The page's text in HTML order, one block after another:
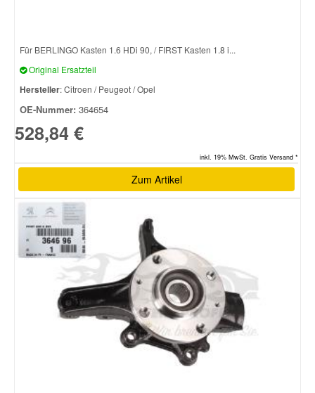
Für BERLINGO Kasten 1.6 HDi 90, / FIRST Kasten 1.8 i...
Original Ersatzteil
Hersteller: Citroen / Peugeot / Opel
OE-Nummer: 364654
528,84 €
inkl. 19% MwSt. Gratis Versand *
Zum Artikel